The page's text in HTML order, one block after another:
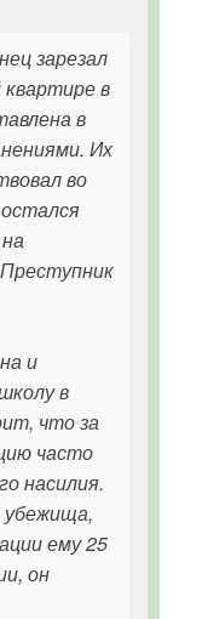
зарезал
в
в
Их
во
и
в
что за
часто
насилия.
убежища,
ему 25
он